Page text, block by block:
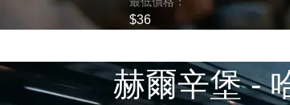
$36
赫爾辛堡 -